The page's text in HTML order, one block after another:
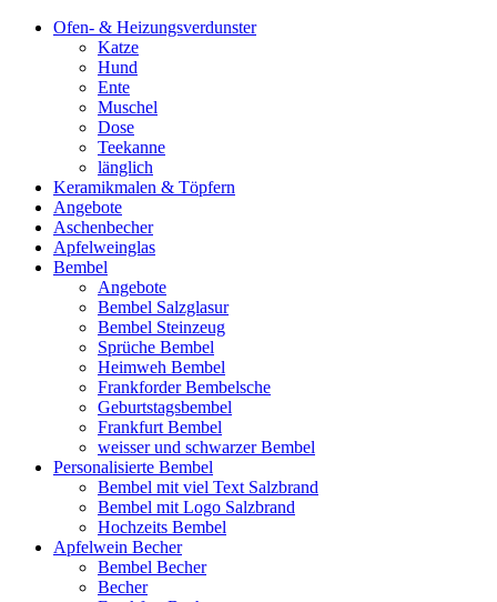
Ofen- & Heizungsverdunster
Katze
Hund
Ente
Muschel
Dose
Teekanne
länglich
Keramikmalen & Töpfern
Angebote
Aschenbecher
Apfelweinglas
Bembel
Angebote
Bembel Salzglasur
Bembel Steinzeug
Sprüche Bembel
Heimweh Bembel
Frankforder Bembelsche
Geburtstagsbembel
Frankfurt Bembel
weisser und schwarzer Bembel
Personalisierte Bembel
Bembel mit viel Text Salzbrand
Bembel mit Logo Salzbrand
Hochzeits Bembel
Apfelwein Becher
Bembel Becher
Becher